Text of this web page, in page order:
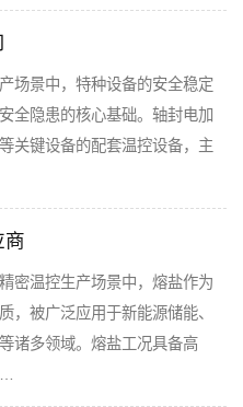
场景中，特种设备的安全稳定
全隐患的核心基础。轴封电加
关键设备的配套温控设备，主
商
密温控生产场景中，熔盐作为
，被广泛应用于新能源储能、
诸多领域。熔盐工况具备高